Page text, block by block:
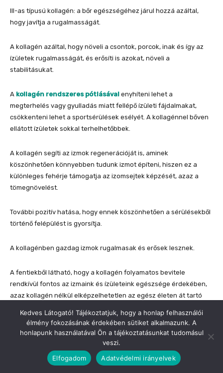
III-as típusú kollagén: a bőr egészségéhez járul hozzá azáltal,
hogy javítja a rugalmasságát.
A kollagén azáltal, hogy növeli a csontok, porcok, inak és így az
ízületek rugalmasságát, és erősíti is azokat, növeli a
stabilitásukat.
A kollagén rendszeres pótlásával enyhíteni lehet a
megterhelés vagy gyulladás miatt fellépő ízületi fájdalmakat,
csökkenteni lehet a sportsérülések esélyét. A kollagénnel bőven
ellátott ízületek sokkal terhelhetőbbek.
A kollagén segíti az izmok regenerációját is, aminek
köszönhetően könnyebben tudunk izmot építeni, hiszen ez a
különleges fehérje támogatja az izomsejtek képzését, azaz a
tömegnövelést.
További pozitív hatása, hogy ennek köszönhetően a sérülésekből
történő felépülést is gyorsítja.
A kollagénben gazdag izmok rugalmasak és erősek lesznek.
A fentiekből látható, hogy a kollagén folyamatos bevitele
rendkívül fontos az izmaink és ízületeink egészsége érdekében,
azaz kollagén nélkül elképzelhetetlen az egész életen át tartó
Vitalissimo egészségáruház
ízületi megoldások
Kedves Látogató! Tájékoztatjuk, hogy a honlap felhasználói
élmény fokozásának érdekében sütiket alkalmazunk. A
honlapunk használatával Ön a tájékoztatásunkat tudomásul
veszi.
Elfogadom
Adatvédelmi irányelvek